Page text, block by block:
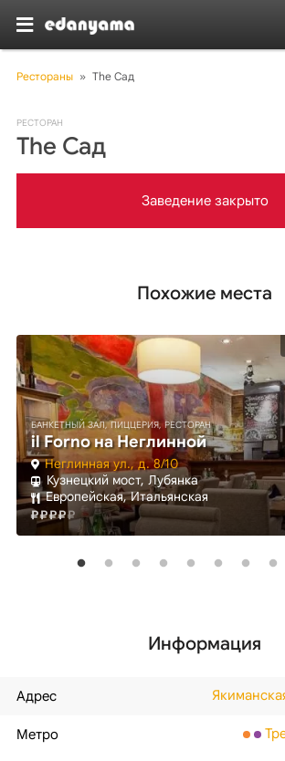
Рестораны » The Сад
РЕСТОРАН
The Сад
Заведение закрыто
Похожие места
БАНКЕТНЫЙ ЗАЛ, ПИЦЦЕРИЯ, РЕСТОРАН
il Forno на Неглинной
Неглинная ул., д. 8/10
Кузнецкий мост, Лубянка
Европейская, Итальянская
Информация
Адрес
Метро